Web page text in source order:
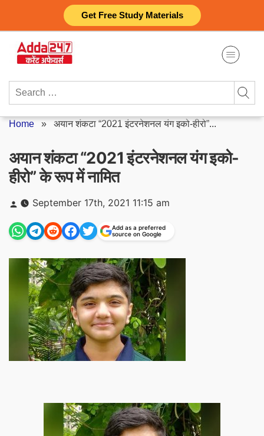
Get Free Study Materials
content
Search
Home » अयान शंकटा “2021 इंटरनेशनल यंग इको-हीरो”...
अयान शंकटा “2021 इंटरनेशनल यंग इको-
हीरो” के रूप में नामित
Posted
by
September 17th, 2021 11:15 am
Add as a preferred
source on Google